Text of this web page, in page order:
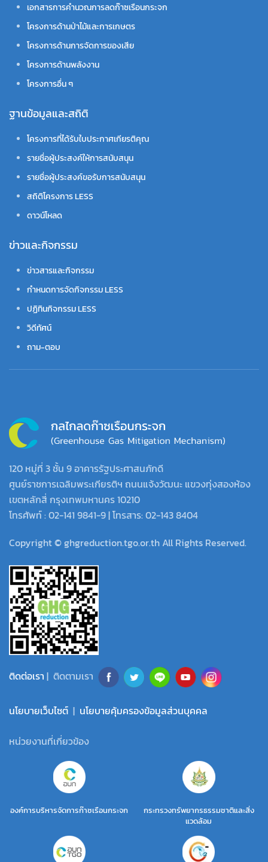
เอกสารการคำนวณการลดก๊าซเรือนกระจก
โครงการด้านป่าไม้และการเกษตร
โครงการด้านการจัดการของเสีย
โครงการด้านพลังงาน
โครงการอื่น ๆ
ฐานข้อมูลและสถิติ
โครงการที่ได้รับใบประกาศเกียรติคุณ
รายชื่อผู้ประสงค์ให้การสนับสนุน
รายชื่อผู้ประสงค์ขอรับการสนับสนุน
สถิติโครงการ LESS
ดาวน์โหลด
ข่าวและกิจกรรม
ข่าวสารและกิจกรรม
กำหนดการจัดกิจกรรม LESS
ปฏิทินกิจกรรม LESS
วิดีทัศน์
ถาม-ตอบ
120 หมู่ที่ 3 ชั้น 9 อาคารรัฐประศาสนภักดี
ศูนย์ราชการเฉลิมพระเกียรติฯ ถนนแจ้งวัฒนะ แขวงทุ่งสองห้อง
เขตหลักสี่ กรุงเทพมหานคร 10210
โทรศัพท์ : 02-141 9841-9 | โทรสาร: 02-143 8404
Copyright © ghgreduction.tgo.or.th All Rights Reserved.
ติดต่อเรา | ติดตามเรา
นโยบายเว็บไซต์ | นโยบายคุ้มครองข้อมูลส่วนบุคคล
หน่วยงานที่เกี่ยวข้อง
องค์การบริหารจัดการก๊าซเรือนกระจก
กระทรวงทรัพยากรธรรมชาติและสิ่ง
แวดล้อม